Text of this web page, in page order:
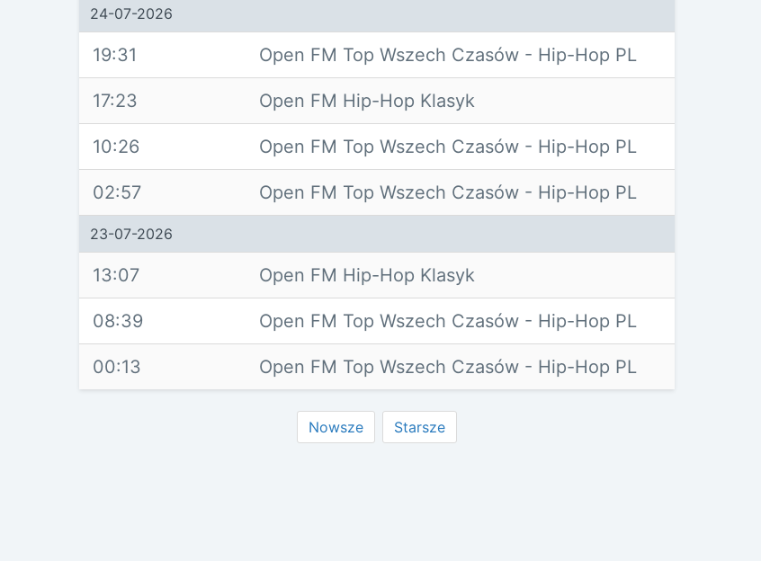
24-07-2026
19:31 Open FM Top Wszech Czasów - Hip-Hop PL
17:23 Open FM Hip-Hop Klasyk
10:26 Open FM Top Wszech Czasów - Hip-Hop PL
02:57 Open FM Top Wszech Czasów - Hip-Hop PL
23-07-2026
13:07 Open FM Hip-Hop Klasyk
08:39 Open FM Top Wszech Czasów - Hip-Hop PL
00:13 Open FM Top Wszech Czasów - Hip-Hop PL
Nowsze Starsze